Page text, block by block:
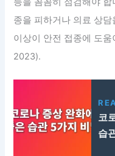
종을 피하거나 의료 상
이상이 안전 접종에 도
2023).
코
습